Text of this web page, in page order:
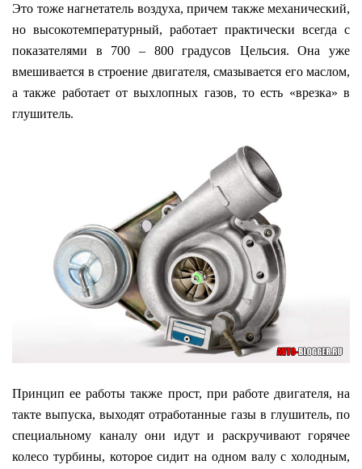
Это тоже нагнетатель воздуха, причем также механический,
но высокотемпературный, работает практически всегда с
показателями в 700 – 800 градусов Цельсия. Она уже
вмешивается в строение двигателя, смазывается его маслом,
а также работает от выхлопных газов, то есть «врезка» в
глушитель.
Принцип ее работы также прост, при работе двигателя, на
такте выпуска, выходят отработанные газы в глушитель, по
специальному каналу они идут и раскручивают горячее
колесо турбины, которое сидит на одном валу с холодным,